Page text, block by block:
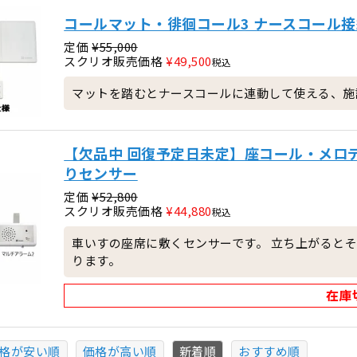
コールマット・徘徊コール3 ナースコール
定価 ¥55,000
スクリオ販売価格 ¥49,500税込
マットを踏むとナースコールに連動して使える、
【欠品中 回復予定日未定】座コール・メ
りセンサー
定価 ¥52,800
スクリオ販売価格 ¥44,880税込
車いすの座席に敷くセンサーです。 立ち上がると
ります。
在庫
が安い順 価格が高い順 新着順 おすすめ順